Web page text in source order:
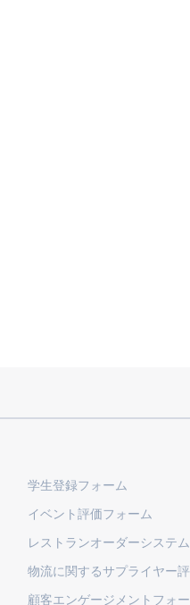
学生登録フォーム
イベント評価フォーム
レストランオーダーシステ
物流に関するサプライヤー
顧客エンゲージメントフォ